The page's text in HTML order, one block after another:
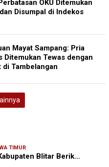
OKU Ditemukan
Disumpal di Indekos
Mayat Sampang: Pria
Ditemukan Tewas dengan
di Tambelangan
TIMUR
Blitar Berik…